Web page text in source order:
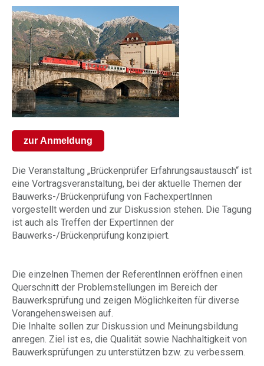
zur Anmeldung
Die Veranstaltung „Brückenprüfer Erfahrungsaustausch“ ist
eine Vortragsveranstaltung, bei der aktuelle Themen der
Bauwerks-/Brückenprüfung von FachexpertInnen
vorgestellt werden und zur Diskussion stehen. Die Tagung
ist auch als Treffen der ExpertInnen der
Bauwerks-/Brückenprüfung konzipiert.
Die einzelnen Themen der ReferentInnen eröffnen einen
Querschnitt der Problemstellungen im Bereich der
Bauwerksprüfung und zeigen Möglichkeiten für diverse
Vorangehensweisen auf.
Die Inhalte sollen zur Diskussion und Meinungsbildung
anregen. Ziel ist es, die Qualität sowie Nachhaltigkeit von
Bauwerksprüfungen zu unterstützen bzw. zu verbessern.